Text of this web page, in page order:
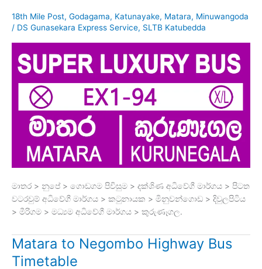
18th Mile Post, Godagama, Katunayake, Matara, Minuwangoda
/ DS Gunasekara Express Service, SLTB Katubedda
මාතර > නුපේ > ගොඩගම පිවිසුම > දක්ශිණ අධිවේගී මාර්ගය > පිටත
වටරවුම් අධිවේගී මාර්ගය > කටුනායක > මිනුවන්ගොඩ > දිවුලපිටිය
> මීරිගම > මධ්‍යම අධිවේගී මාර්ගය > කුරුණෑගල.
Matara to Negombo Highway Bus
Timetable